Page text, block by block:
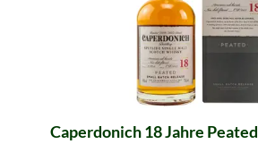
Caperdonich 18 Jahre Peated